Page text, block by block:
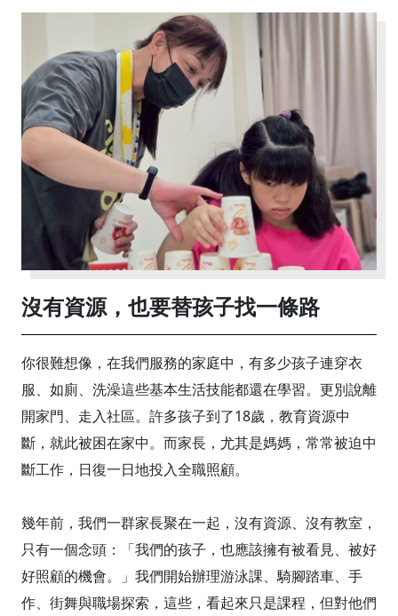
沒有資源，也要替孩子找一條路
你很難想像，在我們服務的家庭中，有多少孩子連穿衣
服、如廁、洗澡這些基本生活技能都還在學習。更別說離
開家門、走入社區。許多孩子到了18歲，教育資源中
斷，就此被困在家中。而家長，尤其是媽媽，常常被迫中
斷工作，日復一日地投入全職照顧。
幾年前，我們一群家長聚在一起，沒有資源、沒有教室，
只有一個念頭：「我們的孩子，也應該擁有被看見、被好
好照顧的機會。」我們開始辦理游泳課、騎腳踏車、手
作、街舞與職場探索，這些，看起來只是課程，但對他們